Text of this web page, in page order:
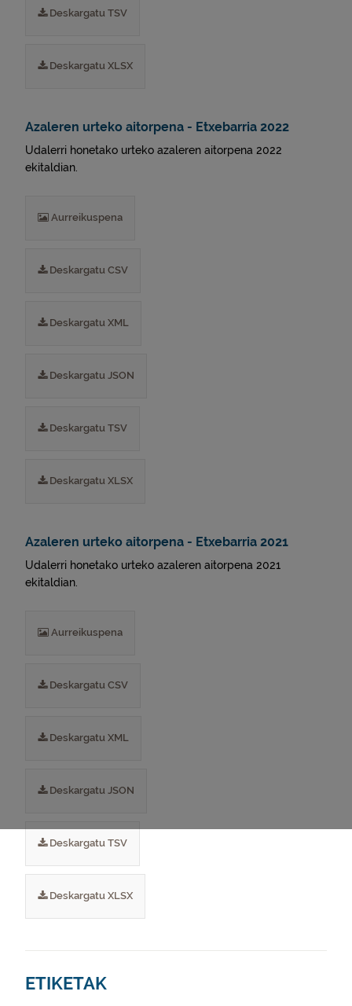
Deskargatu TSV
Deskargatu XLSX
Azaleren urteko aitorpena - Etxebarria 2022
Udalerri honetako urteko azaleren aitorpena 2022
ekitaldian.
Aurreikuspena
Deskargatu CSV
Deskargatu XML
Deskargatu JSON
Deskargatu TSV
Deskargatu XLSX
Azaleren urteko aitorpena - Etxebarria 2021
Udalerri honetako urteko azaleren aitorpena 2021
ekitaldian.
Aurreikuspena
Deskargatu CSV
Deskargatu XML
Deskargatu JSON
Deskargatu TSV
Deskargatu XLSX
ETIKETAK